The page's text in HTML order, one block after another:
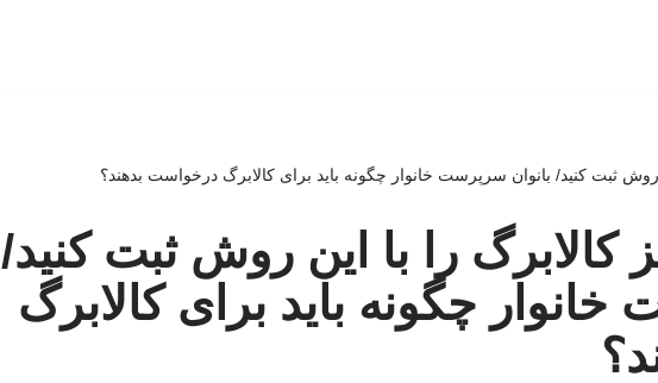
ثبت کنید/ بانوان سرپرست خانوار چگونه باید برای کالابرگ درخواست بدهند؟
کالابرگ را با این روش ثبت کنید/
چگونه باید برای کالابرگ